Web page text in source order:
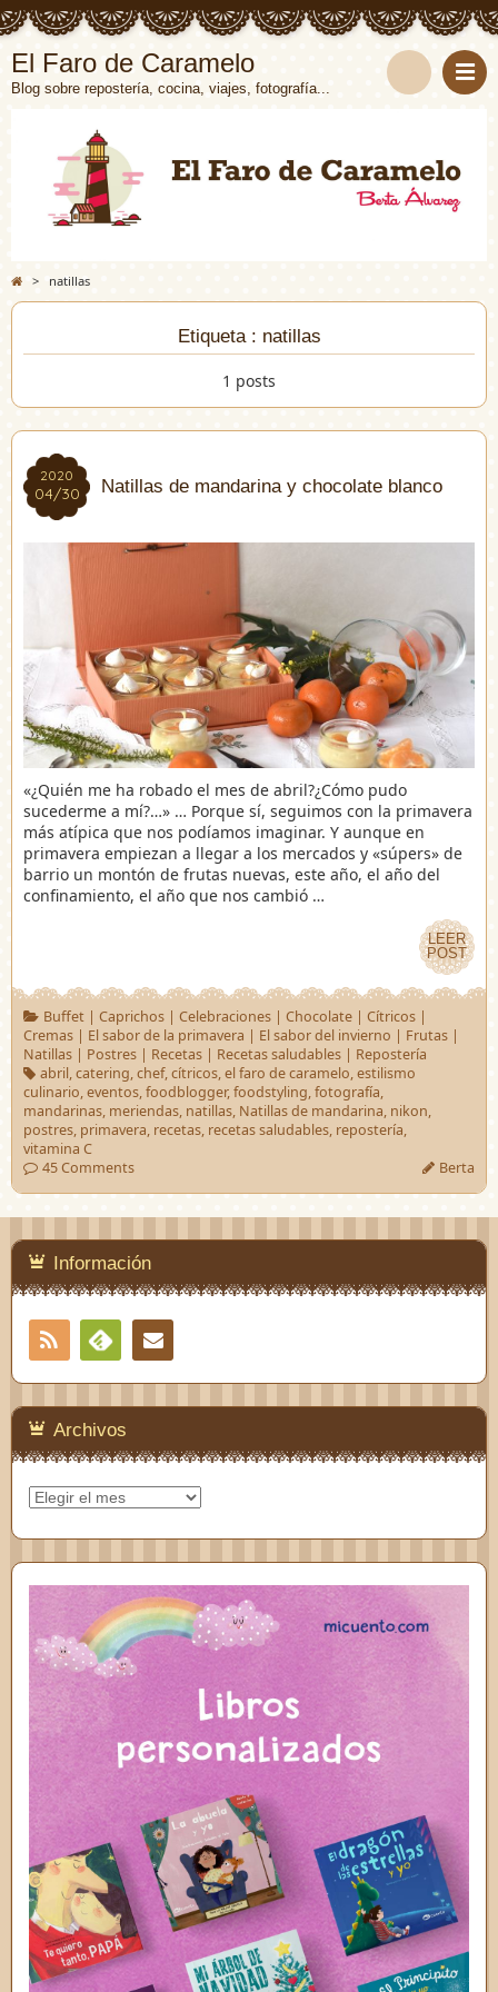
El Faro de Caramelo
Blog sobre repostería, cocina, viajes, fotografía...
> natillas
Etiqueta : natillas
1 posts
2020
04/30
2020
04/30 Natillas de mandarina y chocolate blanco
«¿Quién me ha robado el mes de abril?¿Cómo pudo
sucederme a mí?…» … Porque sí, seguimos con la primavera
más atípica que nos podíamos imaginar. Y aunque en
primavera empiezan a llegar a los mercados y «súpers» de
barrio un montón de frutas nuevas, este año, el año del
confinamiento, el año que nos cambió …
LEER
POST
LEER
POST
Buffet| Caprichos| Celebraciones| Chocolate| Cítricos|
Cremas | El sabor de la primavera | El sabor del invierno | Frutas |
Natillas | Postres | Recetas | Recetas saludables | Repostería
abril,catering,chef,cítricos,el faro de caramelo,estilismo
culinario,eventos,foodblogger,foodstyling,fotografía,
mandarinas, meriendas, natillas, Natillas de mandarina, nikon,
postres, primavera, recetas, recetas saludables, repostería,
vitamina C
45 Comments
Berta
Información
RSS
Feedly
Archivos
Archivos